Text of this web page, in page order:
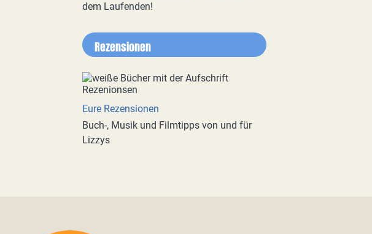
dem Laufenden!
Rezensionen
Eure Rezensionen
Buch-, Musik und Filmtipps von und für
Lizzys